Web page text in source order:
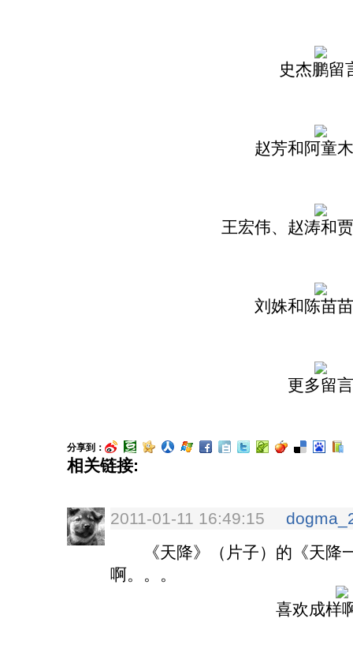
史杰鹏留
赵芳和阿童
王宏伟、赵涛和
刘姝和陈苗
更多留言
分享到：
相关链接:
2011-01-11 16:49:15
《天降》（片子）的《天降
啊。。。
喜欢成样